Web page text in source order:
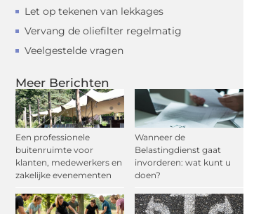
Let op tekenen van lekkages
Vervang de oliefilter regelmatig
Veelgestelde vragen
Meer Berichten
Een professionele
buitenruimte voor
klanten, medewerkers en
zakelijke evenementen
Wanneer de
Belastingdienst gaat
invorderen: wat kunt u
doen?